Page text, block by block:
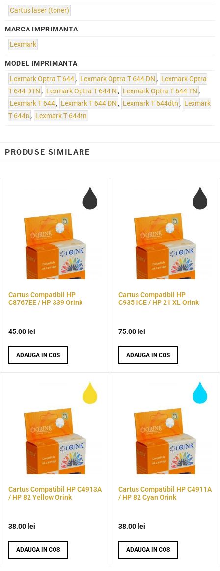
Cartus laser (toner)
MARCA IMPRIMANTA
Lexmark
MODEL IMPRIMANTA
Lexmark Optra T 644, Lexmark Optra T 644 DN , Lexmark Optra
T 644 DTN , Lexmark Optra T 644 N , Lexmark Optra T 644 TN ,
Lexmark T 644, Lexmark T 644 DN , Lexmark T 644dtn , Lexmark
T 644n , Lexmark T 644tn
PRODUSE SIMILARE
Cartus Compatibil HP
C8767EE / HP 339 Orink
45.00 lei
ADAUGA IN COS
Cartus Compatibil HP
C9351CE / HP 21 XL Orink
75.00 lei
ADAUGA IN COS
Cartus Compatibil HP C4913A
/ HP 82 Yellow Orink
38.00 lei
ADAUGA IN COS
Cartus Compatibil HP C4911A
/ HP 82 Cyan Orink
38.00 lei
ADAUGA IN COS